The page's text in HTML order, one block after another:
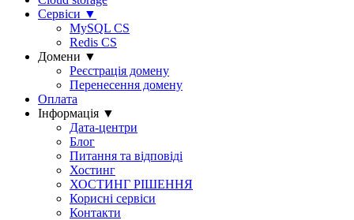
Сервіси ▼
MySQL CS
Redis CS
Домени ▼
Реєстрація домену
Перенесення домену
Оплата
Інформація ▼
Дата-центри
Блог
Питання та відповіді
Хостинг
ХОСТИНГ РІШЕННЯ
Корисні сервіси
Контакти